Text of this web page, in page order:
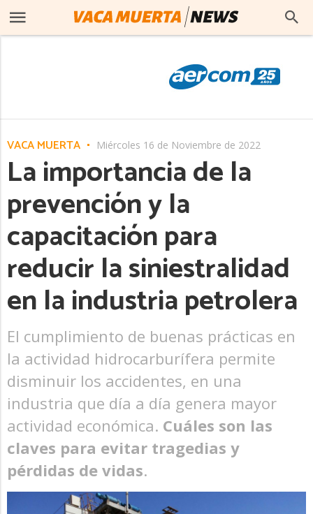
VACA MUERTA Miércoles 16 de Noviembre de 2022
La importancia de la
prevención y la
capacitación para
reducir la siniestralidad
en la industria petrolera
El cumplimiento de buenas prácticas en
la actividad hidrocarburífera permite
disminuir los accidentes, en una
industria que día a día genera mayor
actividad económica. Cuáles son las
claves para evitar tragedias y
pérdidas de vidas.